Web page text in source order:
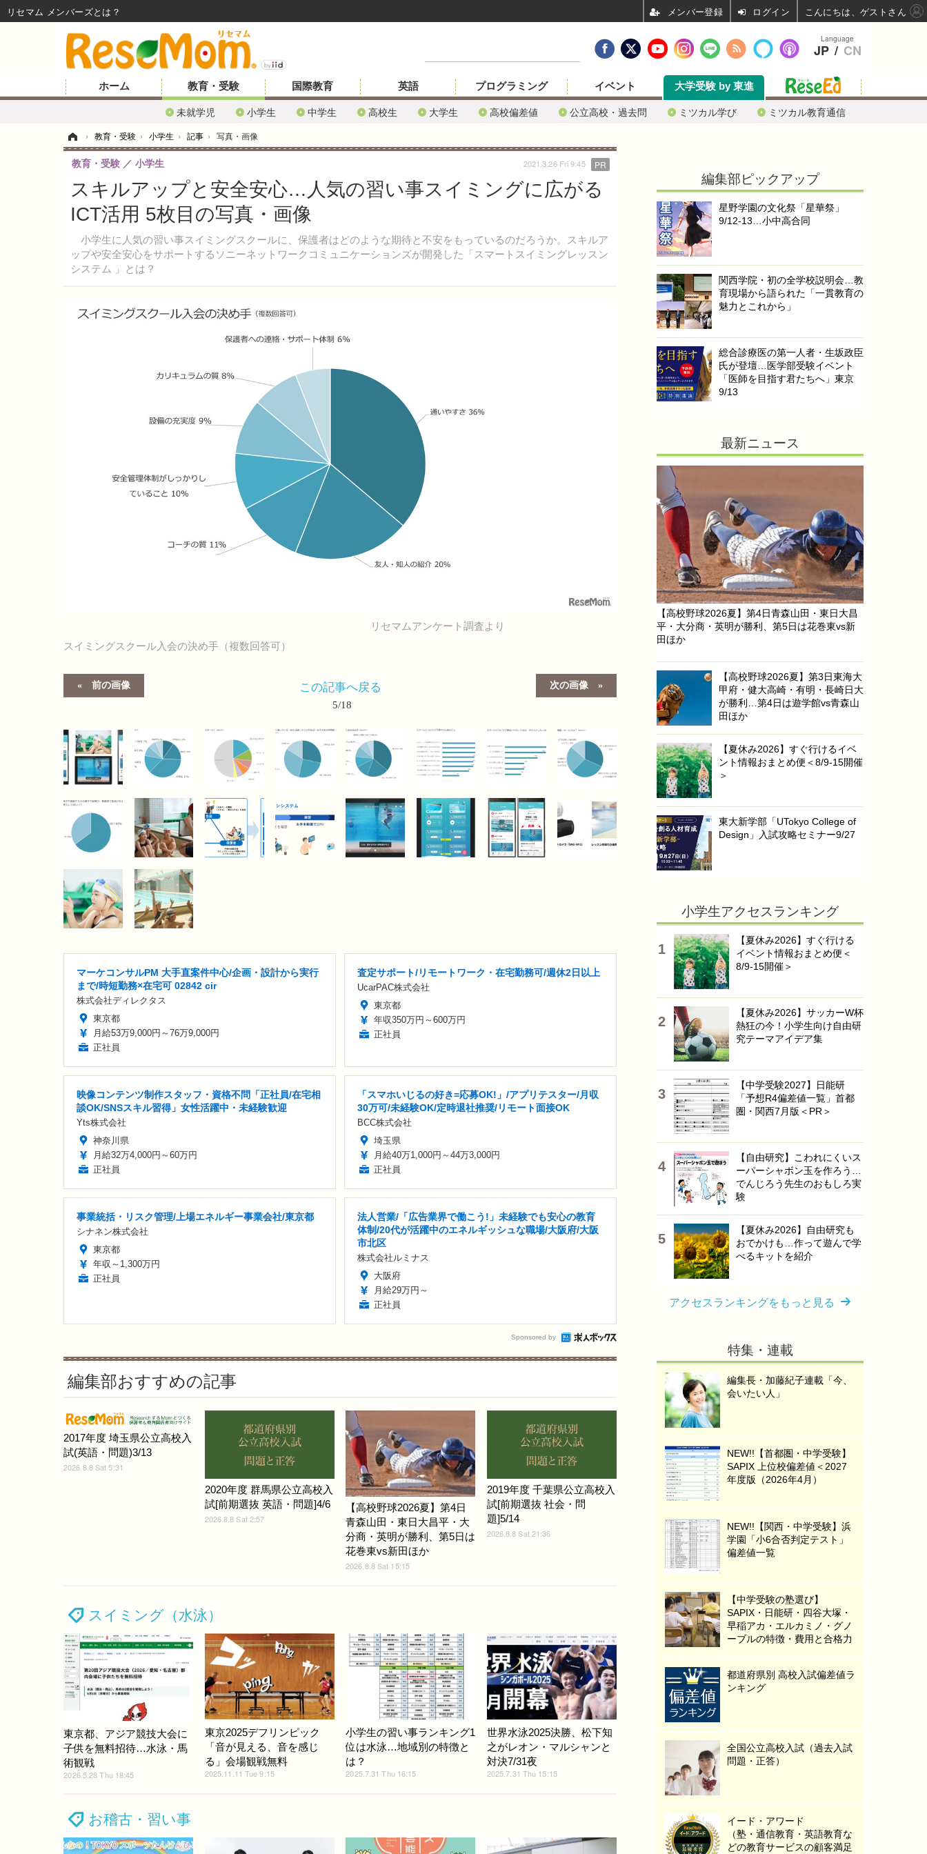
ホーム 教育・受験
未就学児 小学生 中学生 高校生 大学生 高校偏差値 公立高校・過去問 ミツカル学び ミツカル教育通信
国際教育 英語 プログラミング イベント 大学受験 by 東進
› 教育・受験 › 小学生 › 記事 › 写真・画像
スキルアップと安全安心…人気の習い事スイミングに広がる
ICT活用 5枚目の写真・画像
小学生に人気の習い事スイミングスクールに、保護者はどのような期待と不安をもっているのだろうか。スキルア
ップや安全安心をサポートするソニーネットワークコミュニケーションズが開発した「スマートスイミングレッスン
システム 」とは？
教育・受験 小学生 2021.3.26 Fri 9:45 PR
リセマムアンケート調査より
スイミングスクール入会の決め手（複数回答可）
前の画像 次の画像
この記事へ戻る
5/18
マーケコンサルPM 大手直案件中心/企画・設計から実行
まで/時短勤務×在宅可 02842 cir
株式会社ディレクタス
東京都
月給53万9,000円～76万9,000円
正社員
査定サポート/リモートワーク・在宅勤務可/週休2日以上
UcarPAC株式会社
東京都
年収350万円～600万円
正社員
映像コンテンツ制作スタッフ・資格不問「正社員/在宅相
談OK/SNSスキル習得」女性活躍中・未経験歓迎
Yts株式会社
神奈川県
月給32万4,000円～60万円
正社員
「スマホいじるの好き=応募OK!」/アプリテスター/月収
30万可/未経験OK/定時退社推奨/リモート面接OK
BCC株式会社
埼玉県
月給40万1,000円～44万3,000円
正社員
事業統括・リスク管理/上場エネルギー事業会社/東京都
シナネン株式会社
東京都
年収～1,300万円
正社員
法人営業/「広告業界で働こう!」未経験でも安心の教育
体制/20代が活躍中のエネルギッシュな職場/大阪府/大阪
市北区
株式会社ルミナス
大阪府
月給29万円～
正社員
Sponsored by
編集部おすすめの記事
2017年度 埼玉県公立高校入
試(英語・問題)3/13
2026.8.8 Sat 5:31
2020年度 群馬県公立高校入
試[前期選抜 英語・問題]4/6
2026.8.8 Sat 2:57
【高校野球2026夏】第4日
青森山田・東日大昌平・大
分商・英明が勝利、第5日は
花巻東vs新田ほか
2026.8.8 Sat 15:15
2019年度 千葉県公立高校入
試[前期選抜 社会・問
題]5/14
2026.8.8 Sat 21:36
スイミング（水泳）
東京都、アジア競技大会に
子供を無料招待…水泳・馬
術観戦
2026.5.28 Thu 18:45
東京2025デフリンピック
「音が見える、音を感じ
る」会場観戦無料
2025.11.11 Tue 9:15
小学生の習い事ランキング1
位は水泳…地域別の特徴と
は？
2025.7.31 Thu 16:15
世界水泳2025決勝、松下知
之がレオン・マルシャンと
対決7/31夜
2025.7.31 Thu 15:15
お稽古・習い事
編集部ピックアップ
星野学園の文化祭「星華祭」
9/12-13…小中高合同
関西学院・初の全学校説明会…教
育現場から語られた「一貫教育の
魅力とこれから」
総合診療医の第一人者・生坂政臣
氏が登壇…医学部受験イベント
「医師を目指す君たちへ」東京
9/13
最新ニュース
【高校野球2026夏】第4日青森山田・東日大昌
平・大分商・英明が勝利、第5日は花巻東vs新
田ほか
【高校野球2026夏】第3日東海大
甲府・健大高崎・有明・長崎日大
が勝利…第4日は遊学館vs青森山
田ほか
【夏休み2026】すぐ行けるイベ
ント情報おまとめ便＜8/9-15開催
＞
東大新学部「UTokyo College of
Design」入試攻略セミナー9/27
小学生アクセスランキング
【夏休み2026】すぐ行ける
イベント情報おまとめ便＜
8/9-15開催＞
【夏休み2026】サッカーW杯
熱狂の今！小学生向け自由研
究テーマアイデア集
【中学受験2027】日能研
「予想R4偏差値一覧」首都
圏・関西7月版＜PR＞
【自由研究】こわれにくいス
ーパーシャボン玉を作ろう…
でんじろう先生のおもしろ実
験
【夏休み2026】自由研究も
おでかけも…作って遊んで学
べるキットを紹介
アクセスランキングをもっと見る
特集・連載
編集長・加藤紀子連載「今、
会いたい人」
NEW!!【首都圏・中学受験】
SAPIX 上位校偏差値＜2027
年度版（2026年4月）
NEW!!【関西・中学受験】浜
学園「小6合否判定テスト」
偏差値一覧
【中学受験の塾選び】
SAPIX・日能研・四谷大塚・
早稲アカ・エルカミノ・グノ
ーブルの特徴・費用と合格力
都道府県別 高校入試偏差値ラ
ンキング
全国公立高校入試（過去入試
問題・正答）
イード・アワード
（塾・通信教育・英語教育な
どの教育サービスの顧客満足
Language
JP / CN
リセマム メンバーズ ログイン こんにちは、ゲストさん